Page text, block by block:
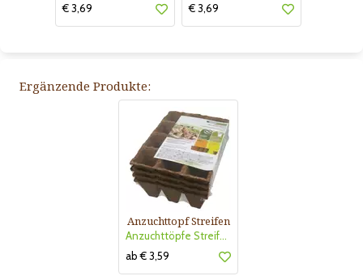
€ 3,69 € 3,69
Ergänzende Produkte:
Anzuchttopf Streifen
Anzuchttöpfe Streifen 6cm
ab € 3,59